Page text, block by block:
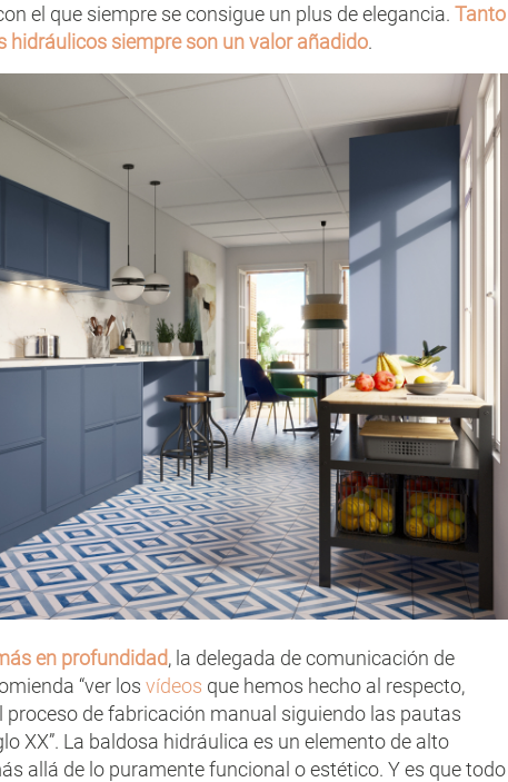
el que siempre se consigue un plus de elegancia. Tanto
hidráulicos siempre son un valor añadido.
en profundidad, la delegada de comunicación de
“ver los vídeos que hemos hecho al respecto,
proceso de fabricación manual siguiendo las pautas
XX”. La baldosa hidráulica es un elemento de alto
allá de lo puramente funcional o estético. Y es que todo